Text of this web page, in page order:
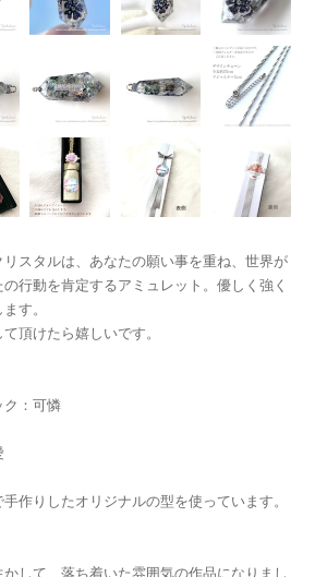
スタルは、あなたの願い事を重ね、世界が
行動を肯定するアミュレット。優しく強く
す。
頂けたら嬉しいです。
ク：可憐
作りしたオリジナルの型を使っています。
して、落ち着いた雰囲気の作品になりまし